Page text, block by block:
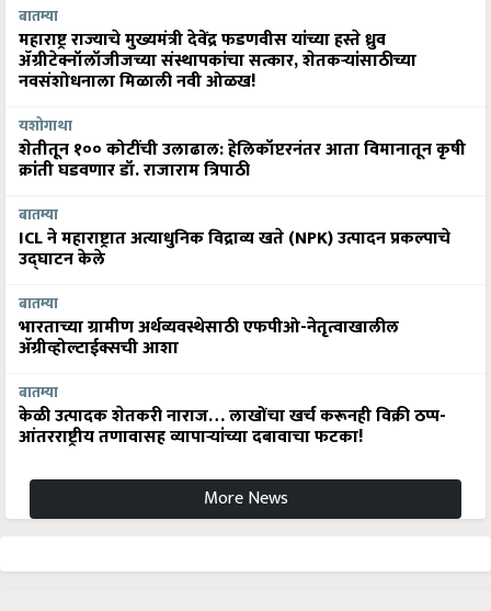
बातम्या
महाराष्ट्र राज्याचे मुख्यमंत्री देवेंद्र फडणवीस यांच्या हस्ते ध्रुव
ॲग्रीटेक्नॉलॉजीजच्या संस्थापकांचा सत्कार, शेतकऱ्यांसाठीच्या
नवसंशोधनाला मिळाली नवी ओळख!
यशोगाथा
शेतीतून १०० कोटींची उलाढाल: हेलिकॉप्टरनंतर आता विमानातून कृषी
क्रांती घडवणार डॉ. राजाराम त्रिपाठी
बातम्या
ICL ने महाराष्ट्रात अत्याधुनिक विद्राव्य खते (NPK) उत्पादन प्रकल्पाचे
उद्घाटन केले
बातम्या
भारताच्या ग्रामीण अर्थव्यवस्थेसाठी एफपीओ-नेतृत्वाखालील
अ‍ॅग्रीव्होल्टाईक्सची आशा
बातम्या
केळी उत्पादक शेतकरी नाराज… लाखोंचा खर्च करूनही विक्री ठप्प-
आंतरराष्ट्रीय तणावासह व्यापाऱ्यांच्या दबावाचा फटका!
More News